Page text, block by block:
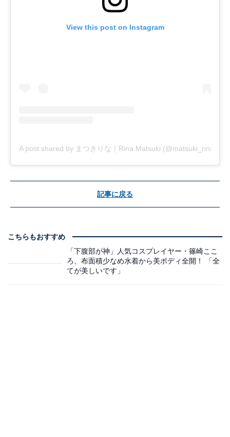
View this post on Instagram
A post shared by まつきりな｜Rina Matsuki (@matsuki_rina)
記事に戻る
こちらもおすすめ
「下腹部が神」人気コスプレイヤー・篠崎ここ
ろ、布面積少なめ水着から美ボディ全開！ 「全
てが美しいです」